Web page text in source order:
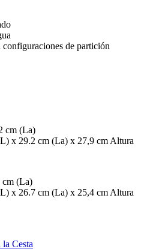
de partición
cm (La)
x 29.2 cm (La) x 27,9 cm Altura
cm (La)
x 26.7 cm (La) x 25,4 cm Altura
Cesta